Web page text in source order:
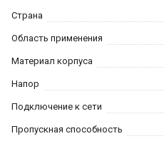
Страна
Область применения
Материал корпуса
Напор
Подключение к сети
Пропускная способность